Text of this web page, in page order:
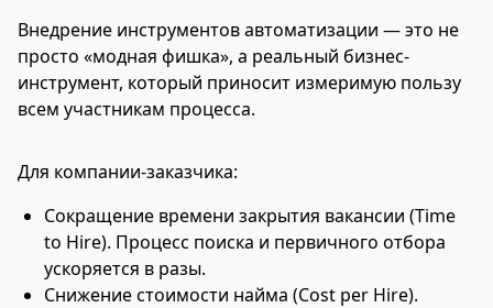
Внедрение инструментов автоматизации — это не
просто «модная фишка», а реальный бизнес-
инструмент, который приносит измеримую пользу
всем участникам процесса.
Для компании-заказчика:
Сокращение времени закрытия вакансии (Time
to Hire). Процесс поиска и первичного отбора
ускоряется в разы.
Снижение стоимости найма (Cost per Hire).